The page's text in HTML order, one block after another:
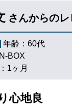
さんからのレ
年齢： 60代
BOX
1ヶ月
心地良